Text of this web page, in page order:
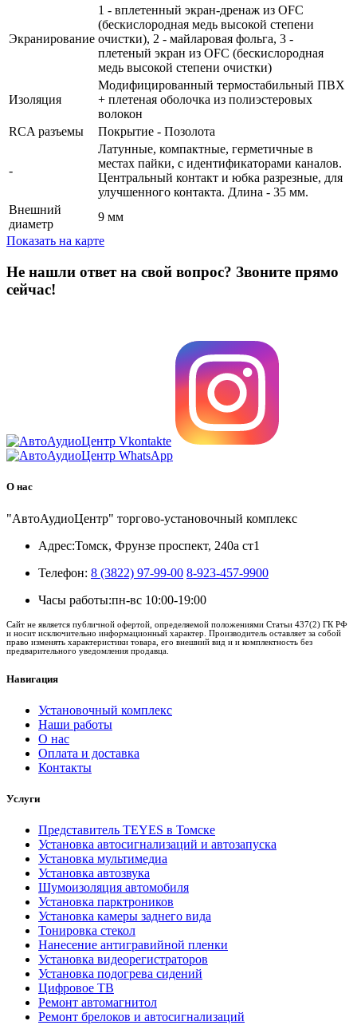
Экранирование
1 - вплетенный экран-дренаж из OFC
(бескислородная медь высокой степени
очистки), 2 - майларовая фольга, 3 -
плетеный экран из OFC (бескислородная
медь высокой степени очистки)
Изоляция
Модифицированный термостабильный ПВХ
+ плетеная оболочка из полиэстеровых
волокон
RCA разъемы
Покрытие - Позолота
-
Латунные, компактные, герметичные в
местах пайки, с идентификаторами каналов.
Центральный контакт и юбка разрезные, для
улучшенного контакта. Длина - 35 мм.
Внешний
диаметр
9 мм
Показать на карте
Не нашли ответ на свой вопрос? Звоните прямо
сейчас!
О нас
"АвтоАудиоЦентр" торгово-установочный комплекс
Адрес:Томск, Фрунзе проспект, 240а ст1
Телефон: 8 (3822) 97-99-00 8-923-457-9900
Часы работы:пн-вс 10:00-19:00
Сайт не является публичной офертой, определяемой положениями Статьи 437(2) ГК РФ
и носит исключительно информационный характер. Производитель оставляет за собой
право изменять характеристики товара, его внешний вид и и комплектность без
предварительного уведомления продавца.
Навигация
Установочный комплекс
Наши работы
О нас
Оплата и доставка
Контакты
Услуги
Представитель TEYES в Томске
Установка автосигнализаций и автозапуска
Установка мультимедиа
Установка автозвука
Шумоизоляция автомобиля
Установка парктроников
Установка камеры заднего вида
Тонировка стекол
Нанесение антигравийной пленки
Установка видеорегистраторов
Установка подогрева сидений
Цифровое ТВ
Ремонт автомагнитол
Ремонт брелоков и автосигнализаций